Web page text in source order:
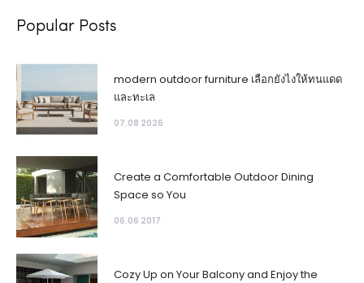
Popular Posts
modern outdoor furniture เลือกยังไงให้ทนแดด
และทะเล
07.08 2026
Create a Comfortable Outdoor Dining
Space so You
06.06 2017
Cozy Up on Your Balcony and Enjoy the